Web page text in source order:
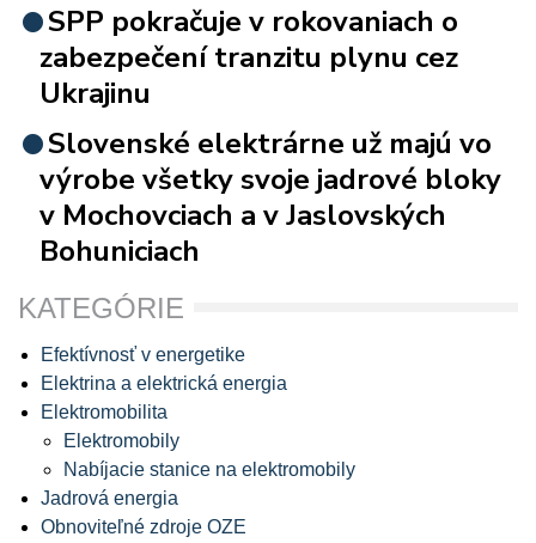
SPP pokračuje v rokovaniach o
zabezpečení tranzitu plynu cez
Ukrajinu
Slovenské elektrárne už majú vo
výrobe všetky svoje jadrové bloky
v Mochovciach a v Jaslovských
Bohuniciach
KATEGÓRIE
Efektívnosť v energetike
Elektrina a elektrická energia
Elektromobilita
Elektromobily
Nabíjacie stanice na elektromobily
Jadrová energia
Obnoviteľné zdroje OZE